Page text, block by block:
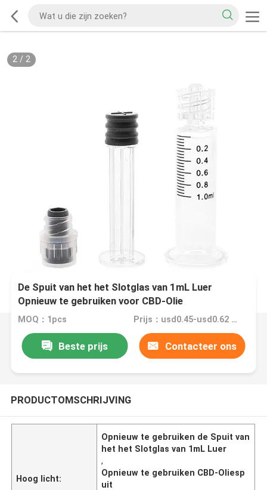
2/ 2
De Spuit van het het Slotglas van 1mL Luer
Opnieuw te gebruiken voor CBD-Olie
MOQ：1pcs Prijs：usd0.45-usd0.62 for syringes without customization
Beste prijs Contacteer ons
PRODUCTOMSCHRIJVING
Hoog licht:
Opnieuw te gebruiken de Spuit van
het het Slotglas van 1mL Luer
,
Opnieuw te gebruiken CBD-Oliesp
uit